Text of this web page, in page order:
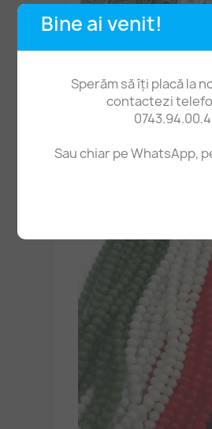
Bine ai venit!
Sperăm să îți placă la
contactezi
Sau chiar pe WhatsApp,